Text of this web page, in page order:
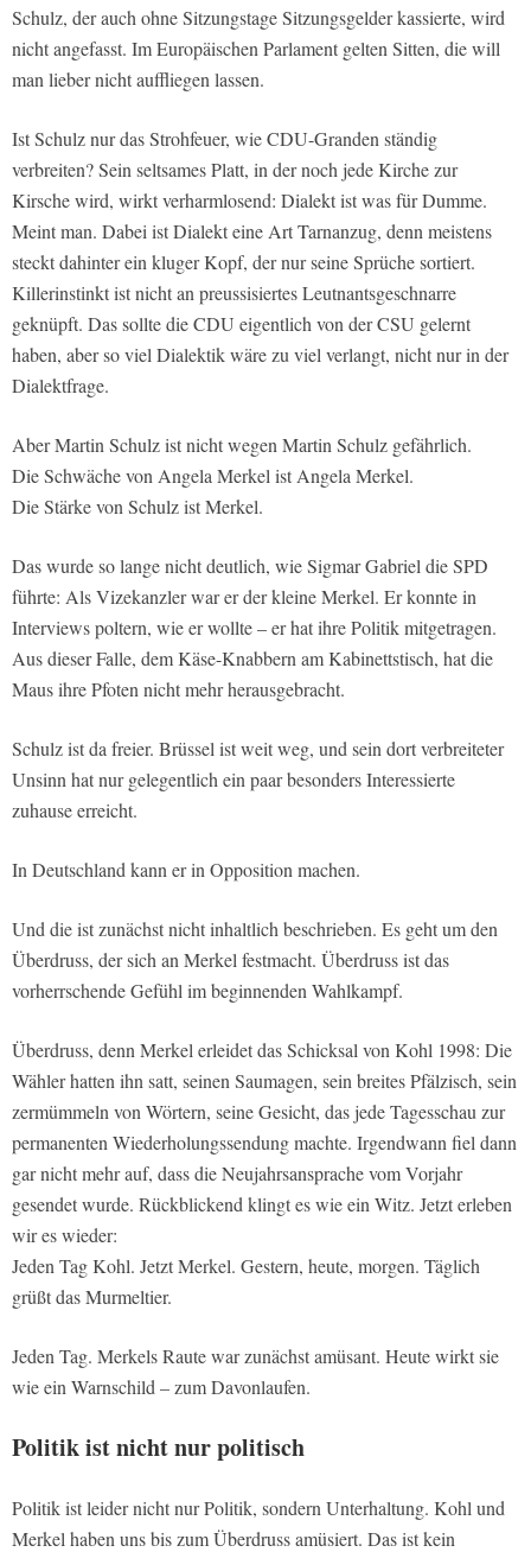
Schulz, der auch ohne Sitzungstage Sitzungsgelder kassierte, wird
nicht angefasst. Im Europäischen Parlament gelten Sitten, die will
man lieber nicht auffliegen lassen.
Ist Schulz nur das Strohfeuer, wie CDU-Granden ständig
verbreiten? Sein seltsames Platt, in der noch jede Kirche zur
Kirsche wird, wirkt verharmlosend: Dialekt ist was für Dumme.
Meint man. Dabei ist Dialekt eine Art Tarnanzug, denn meistens
steckt dahinter ein kluger Kopf, der nur seine Sprüche sortiert.
Killerinstinkt ist nicht an preussisiertes Leutnantsgeschnarre
geknüpft. Das sollte die CDU eigentlich von der CSU gelernt
haben, aber so viel Dialektik wäre zu viel verlangt, nicht nur in der
Dialektfrage.
Aber Martin Schulz ist nicht wegen Martin Schulz gefährlich.
Die Schwäche von Angela Merkel ist Angela Merkel.
Die Stärke von Schulz ist Merkel.
Das wurde so lange nicht deutlich, wie Sigmar Gabriel die SPD
führte: Als Vizekanzler war er der kleine Merkel. Er konnte in
Interviews poltern, wie er wollte – er hat ihre Politik mitgetragen.
Aus dieser Falle, dem Käse-Knabbern am Kabinettstisch, hat die
Maus ihre Pfoten nicht mehr herausgebracht.
Schulz ist da freier. Brüssel ist weit weg, und sein dort verbreiteter
Unsinn hat nur gelegentlich ein paar besonders Interessierte
zuhause erreicht.
In Deutschland kann er in Opposition machen.
Und die ist zunächst nicht inhaltlich beschrieben. Es geht um den
Überdruss, der sich an Merkel festmacht. Überdruss ist das
vorherrschende Gefühl im beginnenden Wahlkampf.
Überdruss, denn Merkel erleidet das Schicksal von Kohl 1998: Die
Wähler hatten ihn satt, seinen Saumagen, sein breites Pfälzisch, sein
zermümmeln von Wörtern, seine Gesicht, das jede Tagesschau zur
permanenten Wiederholungssendung machte. Irgendwann fiel dann
gar nicht mehr auf, dass die Neujahrsansprache vom Vorjahr
gesendet wurde. Rückblickend klingt es wie ein Witz. Jetzt erleben
wir es wieder:
Jeden Tag Kohl. Jetzt Merkel. Gestern, heute, morgen. Täglich
grüßt das Murmeltier.
Jeden Tag. Merkels Raute war zunächst amüsant. Heute wirkt sie
wie ein Warnschild – zum Davonlaufen.
Politik ist nicht nur politisch
Politik ist leider nicht nur Politik, sondern Unterhaltung. Kohl und
Merkel haben uns bis zum Überdruss amüsiert. Das ist kein